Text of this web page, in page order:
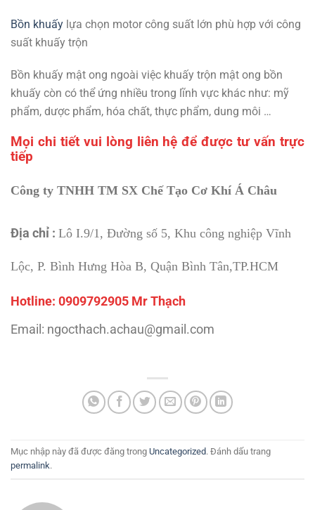
Bồn khuấy lựa chọn motor công suất lớn phù hợp với công
suất khuấy trộn
Bồn khuấy mật ong ngoài việc khuấy trộn mật ong bồn
khuấy còn có thể ứng nhiều trong lĩnh vực khác như: mỹ
phẩm, dược phẩm, hóa chất, thực phẩm, dung môi …
Mọi chi tiết vui lòng liên hệ để được tư vấn trực
tiếp
Công ty TNHH TM SX Chế Tạo Cơ Khí Á Châu
Địa chỉ : Lô I.9/1, Đường số 5, Khu công nghiệp Vĩnh
Lộc, P. Bình Hưng Hòa B, Quận Bình Tân,TP.HCM
Hotline: 0909792905 Mr Thạch
Email: ngocthach.achau@gmail.com
Mục nhập này đã được đăng trong Uncategorized. Đánh dấu trang
permalink.